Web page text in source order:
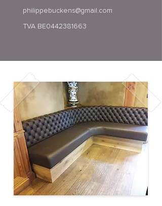
philippebuckens@gmail.com
TVA BE0442381663